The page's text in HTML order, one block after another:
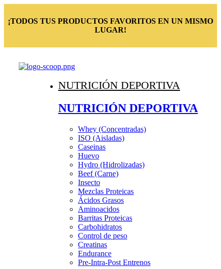
¡TODOS TUS PRODUCTOS FAVORITOS EN UN MISMO
LUGAR!
NUTRICIÓN DEPORTIVA
NUTRICIÓN DEPORTIVA
Whey (Concentradas)
ISO (Aisladas)
Caseinas
Huevo
Hydro (Hidrolizadas)
Beef (Carne)
Insecto
Mezclas Proteicas
Ácidos Grasos
Aminoacidos
Barritas Proteicas
Carbohidratos
Control de peso
Creatinas
Endurance
Pre-Intra-Post Entrenos